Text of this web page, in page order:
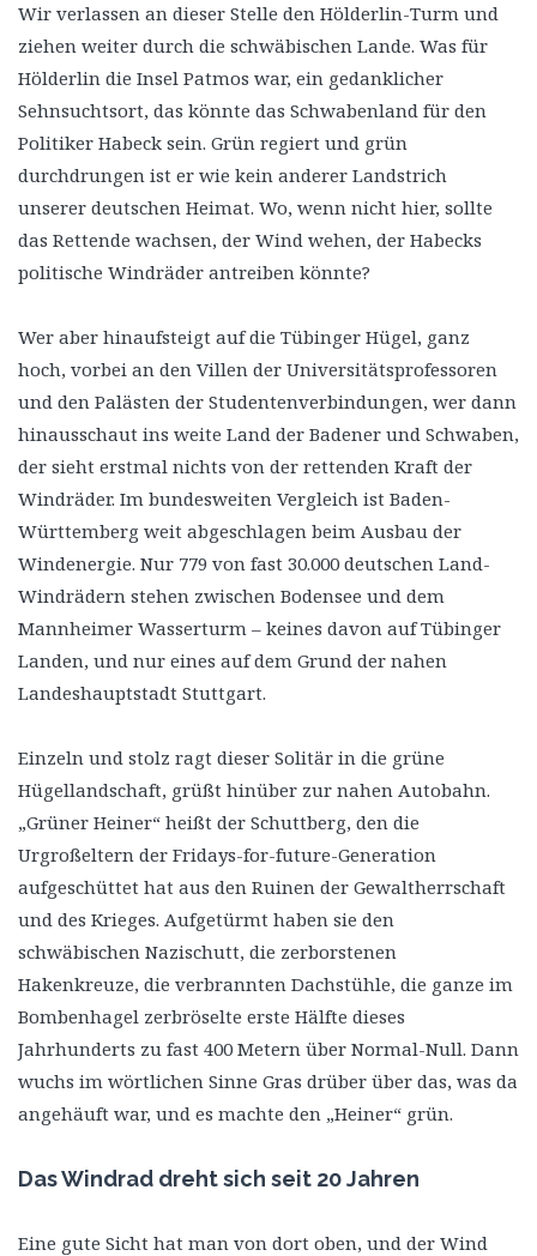
Wir verlassen an dieser Stelle den Hölderlin-Turm und
ziehen weiter durch die schwäbischen Lande. Was für
Hölderlin die Insel Patmos war, ein gedanklicher
Sehnsuchtsort, das könnte das Schwabenland für den
Politiker Habeck sein. Grün regiert und grün
durchdrungen ist er wie kein anderer Landstrich
unserer deutschen Heimat. Wo, wenn nicht hier, sollte
das Rettende wachsen, der Wind wehen, der Habecks
politische Windräder antreiben könnte?
Wer aber hinaufsteigt auf die Tübinger Hügel, ganz
hoch, vorbei an den Villen der Universitätsprofessoren
und den Palästen der Studentenverbindungen, wer dann
hinausschaut ins weite Land der Badener und Schwaben,
der sieht erstmal nichts von der rettenden Kraft der
Windräder. Im bundesweiten Vergleich ist Baden-
Württemberg weit abgeschlagen beim Ausbau der
Windenergie. Nur 779 von fast 30.000 deutschen Land-
Windrädern stehen zwischen Bodensee und dem
Mannheimer Wasserturm – keines davon auf Tübinger
Landen, und nur eines auf dem Grund der nahen
Landeshauptstadt Stuttgart.
Einzeln und stolz ragt dieser Solitär in die grüne
Hügellandschaft, grüßt hinüber zur nahen Autobahn.
„Grüner Heiner“ heißt der Schuttberg, den die
Urgroßeltern der Fridays-for-future-Generation
aufgeschüttet hat aus den Ruinen der Gewaltherrschaft
und des Krieges. Aufgetürmt haben sie den
schwäbischen Nazischutt, die zerborstenen
Hakenkreuze, die verbrannten Dachstühle, die ganze im
Bombenhagel zerbröselte erste Hälfte dieses
Jahrhunderts zu fast 400 Metern über Normal-Null. Dann
wuchs im wörtlichen Sinne Gras drüber über das, was da
angehäuft war, und es machte den „Heiner“ grün.
Das Windrad dreht sich seit 20 Jahren
Eine gute Sicht hat man von dort oben, und der Wind